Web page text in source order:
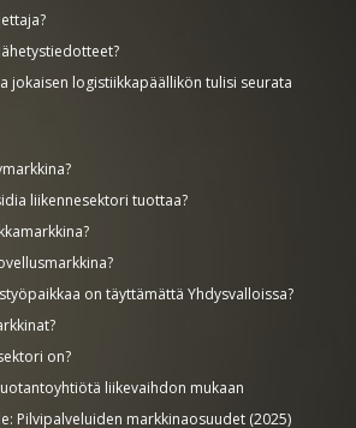
jokaisen logistiikkapäällikön tulisi seurata
liikennesektori tuottaa?
on täyttämättä Yhdysvalloissa?
on?
liikevaihdon mukaan
Pilvipalveluiden markkinaosuudet (2025)